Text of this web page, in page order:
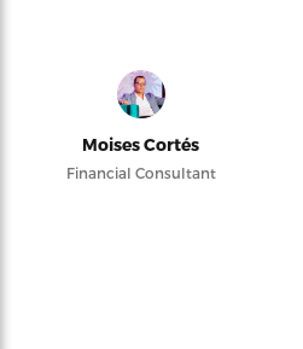
Moises Cortés
Financial Consultant